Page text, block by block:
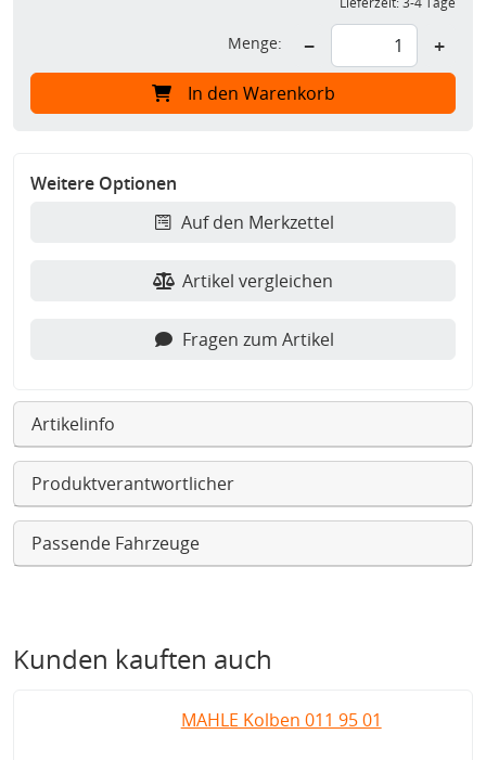
Menge: − +
In den Warenkorb
Weitere Optionen
Auf den Merkzettel
Artikel vergleichen
Fragen zum Artikel
Artikelinfo
Produktverantwortlicher
Passende Fahrzeuge
Kunden kauften auch
MAHLE Kolben 011 95 01